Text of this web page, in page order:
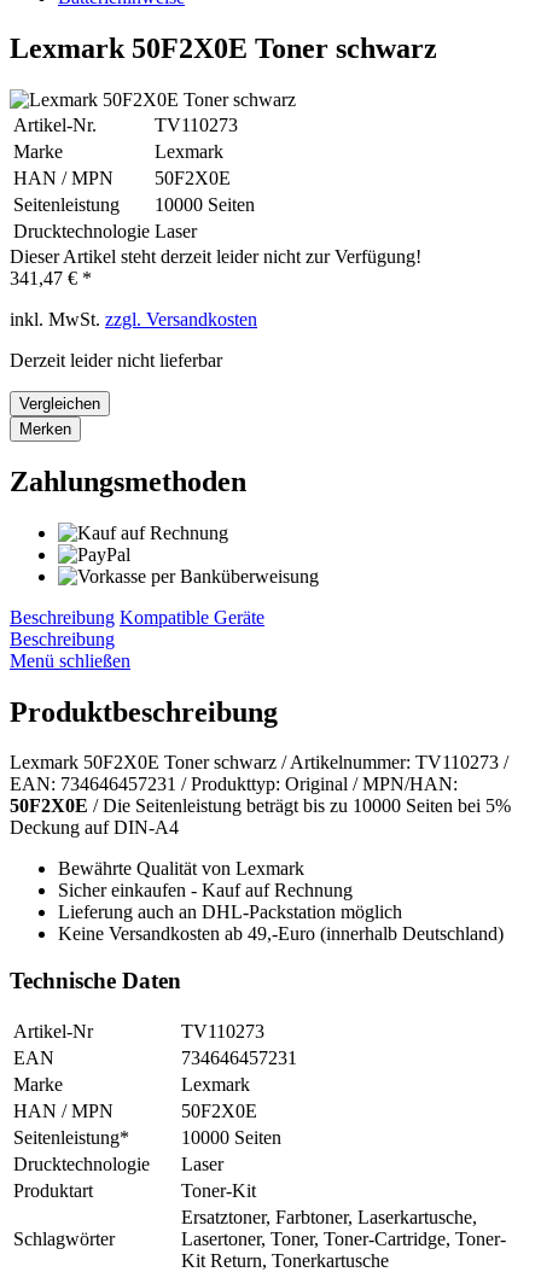
Lexmark 50F2X0E Toner schwarz
Artikel-Nr.
TV110273
Marke
Lexmark
HAN / MPN
50F2X0E
Seitenleistung
10000 Seiten
Drucktechnologie Laser
Dieser Artikel steht derzeit leider nicht zur Verfügung!
341,47 € *
inkl. MwSt. zzgl. Versandkosten
Derzeit leider nicht lieferbar
Vergleichen
Merken
Zahlungsmethoden
Beschreibung Kompatible Geräte
Beschreibung
Menü schließen
Produktbeschreibung
Lexmark 50F2X0E Toner schwarz / Artikelnummer: TV110273 /
EAN: 734646457231 / Produkttyp: Original / MPN/HAN:
50F2X0E / Die Seitenleistung beträgt bis zu 10000 Seiten bei 5%
Deckung auf DIN-A4
Bewährte Qualität von Lexmark
Sicher einkaufen - Kauf auf Rechnung
Lieferung auch an DHL-Packstation möglich
Keine Versandkosten ab 49,-Euro (innerhalb Deutschland)
Technische Daten
Artikel-Nr
TV110273
EAN
734646457231
Marke
Lexmark
HAN / MPN
50F2X0E
Seitenleistung*
10000 Seiten
Drucktechnologie
Laser
Produktart
Toner-Kit
Schlagwörter
Ersatztoner, Farbtoner, Laserkartusche,
Lasertoner, Toner, Toner-Cartridge, Toner-
Kit Return, Tonerkartusche